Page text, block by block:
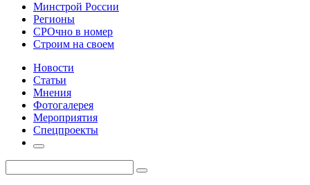
Минстрой России
Регионы
СРОчно в номер
Строим на своем
Новости
Статьи
Мнения
Фотогалерея
Мероприятия
Спецпроекты